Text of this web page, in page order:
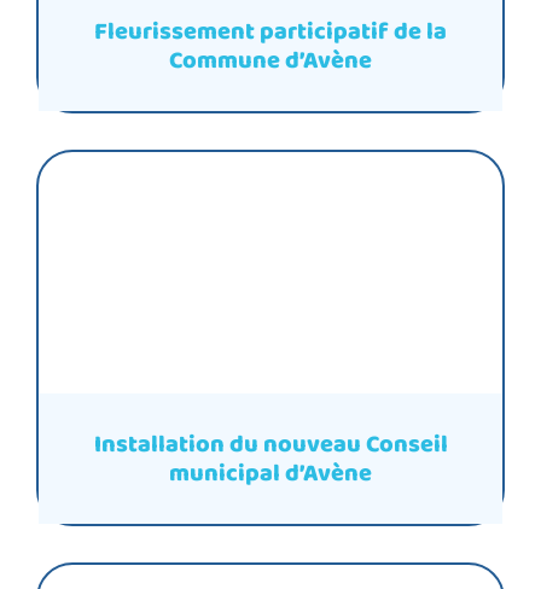
Fleurissement participatif de la
Commune d’Avène
Installation du nouveau Conseil
municipal d’Avène